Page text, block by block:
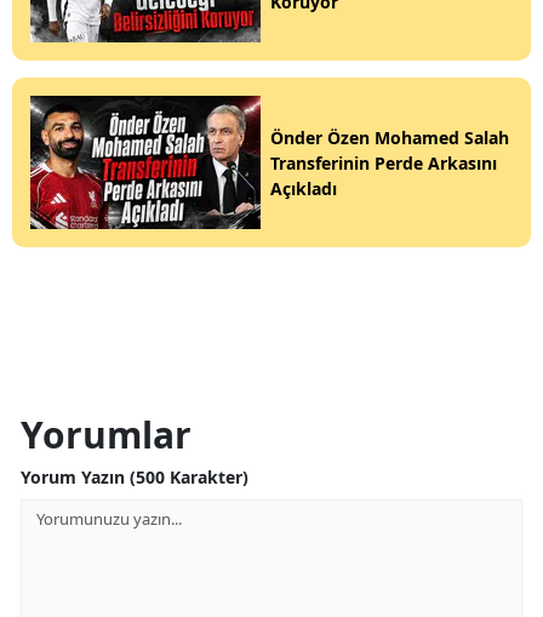
Önder Özen Mohamed Salah
Transferinin Perde Arkasını
Açıkladı
Yorumlar
Yorum Yazın (500 Karakter)